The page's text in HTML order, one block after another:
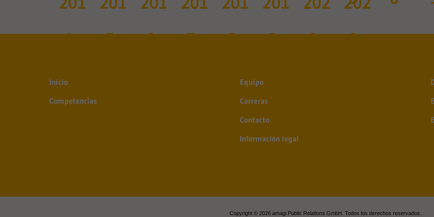
Inicio
Competencias
Equipo
Carreras
Contacto
Información legal
Copyright © 2026 amagi Public Relations GmbH. Todos los derechos reservados.